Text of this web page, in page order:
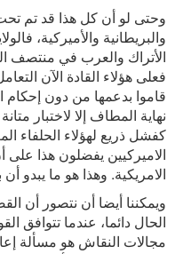
وحتى لو أن كل هذا قد تم
والبريطانية والأميركية،
الأتراك والعرب في منتصف
فعلى هؤلاء القادة الآن
قاموا بدعمها من دون إحكام
نهاية المطاف إلا لاختبار
كفشل ذريع لهؤلاء الحلفاء
الاميركيين يفضلون هذا على
الامريكية. وهذا هو ما يبدو
ويمكننا أيضا أن نتصور أن
الحال دائما، عندما تتوافق
مجالات النقاش هو مسألة